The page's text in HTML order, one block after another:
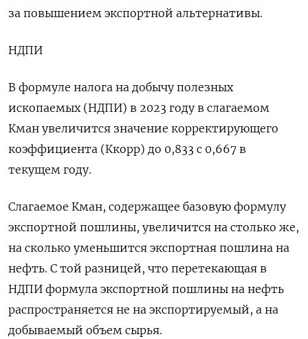
за повышением экспортной альтернативы.
НДПИ
В формуле налога на добычу полезных
ископаемых (НДПИ) в 2023 году в слагаемом
Кман увеличится значение корректирующего
коэффициента (Ккорр) до 0,833 с 0,667 в
текущем году.
Слагаемое Кман, содержащее базовую формулу
экспортной пошлины, увеличится на столько же,
на сколько уменьшится экспортная пошлина на
нефть. С той разницей, что перетекающая в
НДПИ формула экспортной пошлины на нефть
распространяется не на экспортируемый, а на
добываемый объем сырья.